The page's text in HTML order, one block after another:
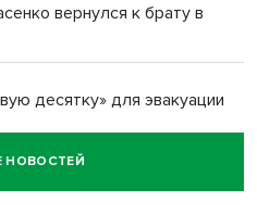
вернулся к брату в
десятку» для эвакуации
НОВОСТЕЙ